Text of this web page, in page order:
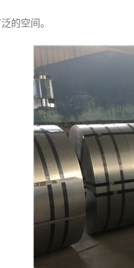
的空间。